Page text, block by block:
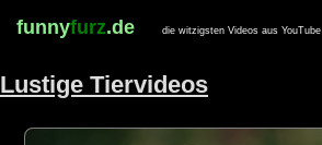
funnyfurz.de die witzigsten Videos aus YouTube
Lustige Tiervideos